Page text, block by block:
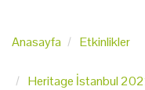
Anasayfa Etkinlikler
Heritage İstanbul